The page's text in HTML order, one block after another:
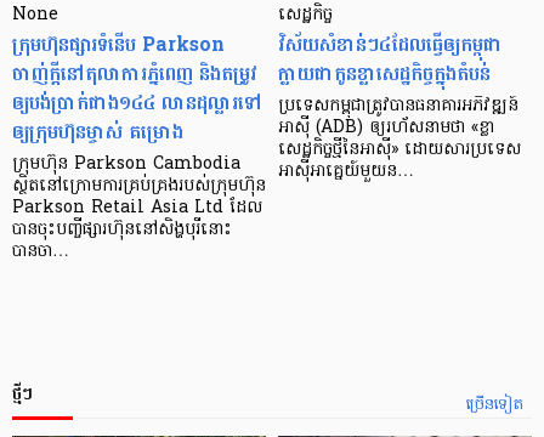
None
ក្រុមហ៊ុនផ្សារទំនើប Parkson
ចាញ់ក្ដីនៅតុលាការភ្នំពេញ និងតម្រូវ
ឲ្យបង់ប្រាក់ជាង១៤៤ លានដុល្លារទៅ
ឲ្យក្រុមហ៊ុនម្ចាស់ គម្រោង
ក្រុមហ៊ុន Parkson Cambodia
ស្ថិតនៅក្រោមការគ្រប់គ្រងរបស់ក្រុមហ៊ុន
Parkson Retail Asia Ltd ដែល
បានចុះបញ្ចីផ្សារហ៊ុននៅសិង្ហបុរីនោះ
បានចា…
សេដ្ឋកិច្ច​
វិស័យ​សំខាន់ៗ​៤​ដែល​ធ្វើ​ឲ្យ​កម្ពុជា​
ក្លាយ​ជា​កូន​ខ្លា​សេដ្ឋកិច្ច​ក្នុង​តំបន់
ប្រទេស​កម្ពុជា​ត្រូវ​បាន​ធនាគារ​អភិវឌ្ឍន៍​
អាស៊ី (ADB) ឲ្យ​រហ័ស​នាមថា «ខ្លា​
សេដ្ឋកិច្ច​ថ្មី​នៃ​អាស៊ី» ដោយសារ​ប្រទេស​
អាស៊ី​អាគ្នេយ៍​មួយ​ន…
ច្រើនទៀត
ថ្មីៗ